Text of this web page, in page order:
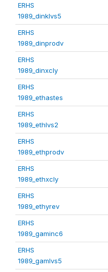
ERHS
1989_dinklvs5
ERHS
1989_dinprodv
ERHS
1989_dinxcly
ERHS
1989_ethastes
ERHS
1989_ethlvs2
ERHS
1989_ethprodv
ERHS
1989_ethxcly
ERHS
1989_ethyrev
ERHS
1989_gaminc6
ERHS
1989_gamlvs5